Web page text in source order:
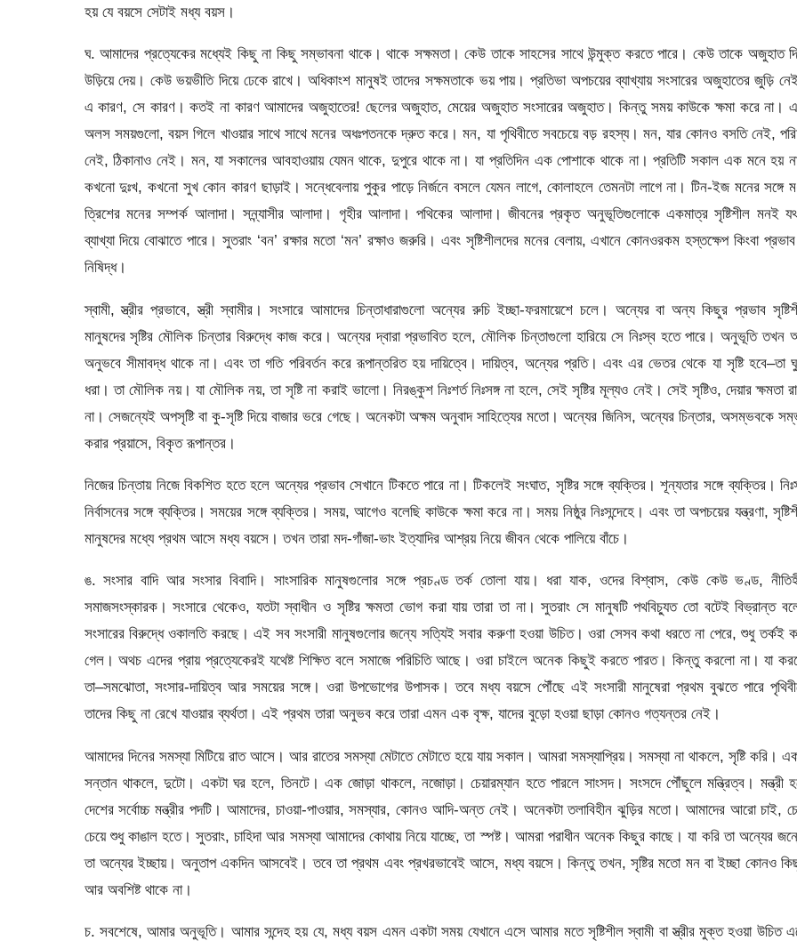
হয় যে বয়সে সেটাই মধ্য বয়স।
ঘ. আমাদের প্রত্যেকের মধ্যেই কিছু না কিছু সম্ভাবনা থাকে। থাকে সক্ষমতা। কেউ তাকে সাহসের সাথে উন্মুক্ত করতে পারে। কেউ তাকে অজুহাত
উড়িয়ে দেয়। কেউ ভয়ভীতি দিয়ে ঢেকে রাখে। অধিকাংশ মানুষই তাদের সক্ষমতাকে ভয় পায়। প্রতিভা অপচয়ের ব্যাখ্যায় সংসারের অজুহাতের জুড়ি
এ কারণ, সে কারণ। কতই না কারণ আমাদের অজুহাতের! ছেলের অজুহাত, মেয়ের অজুহাত সংসারের অজুহাত। কিন্তু সময় কাউকে ক্ষমা করে না।
অলস সময়গুলো, বয়স গিলে খাওয়ার সাথে সাথে মনের অধঃপতনকে দ্রুত করে। মন, যা পৃথিবীতে সবচেয়ে বড় রহস্য। মন, যার কোনও বসতি নেই,
নেই, ঠিকানাও নেই। মন, যা সকালের আবহাওয়ায় যেমন থাকে, দুপুরে থাকে না। যা প্রতিদিন এক পোশাকে থাকে না। প্রতিটি সকাল এক মনে হয়
কখনো দুঃখ, কখনো সুখ কোন কারণ ছাড়াই। সন্ধেবেলায় পুকুর পাড়ে নির্জনে বসলে যেমন লাগে, কোলাহলে তেমনটা লাগে না। টিন-ইজ মনের সঙ্গে
ত্রিশের মনের সম্পর্ক আলাদা। সন্ন্যাসীর আলাদা। গৃহীর আলাদা। পথিকের আলাদা। জীবনের প্রকৃত অনুভূতিগুলোকে একমাত্র সৃষ্টিশীল মনই
ব্যাখ্যা দিয়ে বোঝাতে পারে। সুতরাং ‘বন’ রক্ষার মতো ‘মন’ রক্ষাও জরুরি। এবং সৃষ্টিশীলদের মনের বেলায়, এখানে কোনওরকম হস্তক্ষেপ কিংবা
নিষিদ্ধ।
স্বামী, স্ত্রীর প্রভাবে, স্ত্রী স্বামীর। সংসারে আমাদের চিন্তাধারাগুলো অন্যের রুচি ইচ্ছা-ফরমায়েশে চলে। অন্যের বা অন্য কিছুর প্রভাব
মানুষদের সৃষ্টির মৌলিক চিন্তার বিরুদ্ধে কাজ করে। অন্যের দ্বারা প্রভাবিত হলে, মৌলিক চিন্তাগুলো হারিয়ে সে নিঃস্ব হতে পারে। অনুভূতি তখন
অনুভবে সীমাবদ্ধ থাকে না। এবং তা গতি পরিবর্তন করে রূপান্তরিত হয় দায়িত্বে। দায়িত্ব, অন্যের প্রতি। এবং এর ভেতর থেকে যা সৃষ্টি হবে–তা
ধরা। তা মৌলিক নয়। যা মৌলিক নয়, তা সৃষ্টি না করাই ভালো। নিরঙ্কুশ নিঃশর্ত নিঃসঙ্গ না হলে, সেই সৃষ্টির মূল্যও নেই। সেই সৃষ্টিও, দেয়ার ক্ষমতা
না। সেজন্যেই অপসৃষ্টি বা কু-সৃষ্টি দিয়ে বাজার ভরে গেছে। অনেকটা অক্ষম অনুবাদ সাহিত্যের মতো। অন্যের জিনিস, অন্যের চিন্তার, অসম্ভবকে
করার প্রয়াসে, বিকৃত রূপান্তর।
নিজের চিন্তায় নিজে বিকশিত হতে হলে অন্যের প্রভাব সেখানে টিকতে পারে না। টিকলেই সংঘাত, সৃষ্টির সঙ্গে ব্যক্তির। শূন্যতার সঙ্গে ব্যক্তির।
নির্বাসনের সঙ্গে ব্যক্তির। সময়ের সঙ্গে ব্যক্তির। সময়, আগেও বলেছি কাউকে ক্ষমা করে না। সময় নিষ্ঠুর নিঃসন্দেহে। এবং তা অপচয়ের যন্ত্রণা,
মানুষদের মধ্যে প্রথম আসে মধ্য বয়সে। তখন তারা মদ-গাঁজা-ভাং ইত্যাদির আশ্রয় নিয়ে জীবন থেকে পালিয়ে বাঁচে।
ঙ. সংসার বাদি আর সংসার বিবাদি। সাংসারিক মানুষগুলোর সঙ্গে প্রচণ্ড তর্ক তোলা যায়। ধরা যাক, ওদের বিশ্বাস, কেউ কেউ ভণ্ড,
সমাজসংস্কারক। সংসারে থেকেও, যতটা স্বাধীন ও সৃষ্টির ক্ষমতা ভোগ করা যায় তারা তা না। সুতরাং সে মানুষটি পথবিচ্যুত তো বটেই বিভ্রান্ত
সংসারের বিরুদ্ধে ওকালতি করছে। এই সব সংসারী মানুষগুলোর জন্যে সত্যিই সবার করুণা হওয়া উচিত। ওরা সেসব কথা ধরতে না পেরে, শুধু তর্কই
গেল। অথচ এদের প্রায় প্রত্যেকেরই যথেষ্ট শিক্ষিত বলে সমাজে পরিচিতি আছে। ওরা চাইলে অনেক কিছুই করতে পারত। কিন্তু করলো না। যা
তা–সমঝোতা, সংসার-দায়িত্ব আর সময়ের সঙ্গে। ওরা উপভোগের উপাসক। তবে মধ্য বয়সে পৌঁছে এই সংসারী মানুষেরা প্রথম বুঝতে পারে
তাদের কিছু না রেখে যাওয়ার ব্যর্থতা। এই প্রথম তারা অনুভব করে তারা এমন এক বৃক্ষ, যাদের বুড়ো হওয়া ছাড়া কোনও গত্যন্তর নেই।
আমাদের দিনের সমস্যা মিটিয়ে রাত আসে। আর রাতের সমস্যা মেটাতে মেটাতে হয়ে যায় সকাল। আমরা সমস্যাপ্রিয়। সমস্যা না থাকলে, সৃষ্টি করি।
সন্তান থাকলে, দুটো। একটা ঘর হলে, তিনটে। এক জোড়া থাকলে, নজোড়া। চেয়ারম্যান হতে পারলে সাংসদ। সংসদে পৌঁছুলে মন্ত্রিত্ব। মন্ত্রী
দেশের সর্বোচ্চ মন্ত্রীর পদটি। আমাদের, চাওয়া-পাওয়ার, সমস্যার, কোনও আদি-অন্ত নেই। অনেকটা তলাবিহীন ঝুড়ির মতো। আমাদের আরো চাই,
চেয়ে শুধু কাঙাল হতে। সুতরাং, চাহিদা আর সমস্যা আমাদের কোথায় নিয়ে যাচ্ছে, তা স্পষ্ট। আমরা পরাধীন অনেক কিছুর কাছে। যা করি তা অন্যের
তা অন্যের ইচ্ছায়। অনুতাপ একদিন আসবেই। তবে তা প্রথম এবং প্রখরভাবেই আসে, মধ্য বয়সে। কিন্তু তখন, সৃষ্টির মতো মন বা ইচ্ছা কোনও
আর অবশিষ্ট থাকে না।
চ. সবশেষে, আমার অনুভূতি। আমার সন্দেহ হয় যে, মধ্য বয়স এমন একটা সময় যেখানে এসে আমার মতে সৃষ্টিশীল স্বামী বা স্ত্রীর মুক্ত হওয়া উচিত